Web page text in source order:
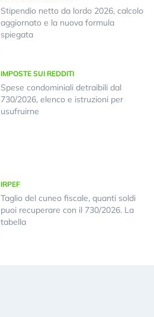
Stipendio netto da lordo 2026, calcolo
aggiornato e la nuova formula
spiegata
IMPOSTE SUI REDDITI
Spese condominiali detraibili dal
730/2026, elenco e istruzioni per
usufruirne
IRPEF
Taglio del cuneo fiscale, quanti soldi
puoi recuperare con il 730/2026. La
tabella